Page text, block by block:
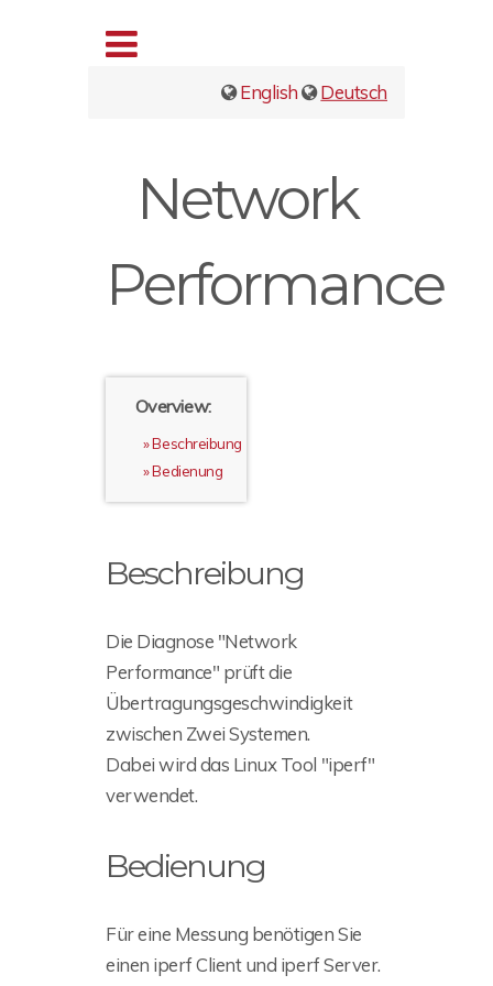
English Deutsch
Network
Performance
Overview:
Beschreibung
Bedienung
Beschreibung
Die Diagnose "Network
Performance" prüft die
Übertragungsgeschwindigkeit
zwischen Zwei Systemen.
Dabei wird das Linux Tool "iperf"
verwendet.
Bedienung
Für eine Messung benötigen Sie
einen iperf Client und iperf Server.